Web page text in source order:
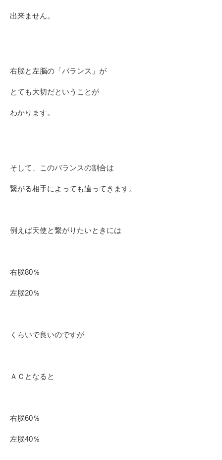
出来ません。
右脳と左脳の「バランス」が
とても大切だということが
わかります。
そして、このバランスの割合は
繋がる相手によっても違ってきます。
例えば天使と繋がりたいときには
右脳80％
左脳20％
くらいで良いのですが
ＡＣとなると
右脳60％
左脳40％